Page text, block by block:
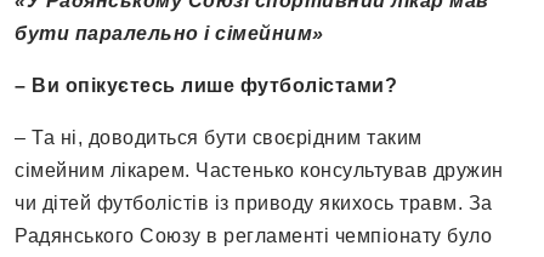
бути паралельно і сімейним»
– Ви опікуєтесь лише футболістами?
– Та ні, доводиться бути своєрідним таким
сімейним лікарем. Частенько консультував дружин
чи дітей футболістів із приводу якихось травм. За
Радянського Союзу в регламенті чемпіонату було